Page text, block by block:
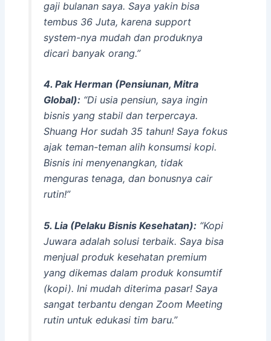
gaji bulanan saya. Saya yakin bisa
tembus 36 Juta, karena support
system-nya mudah dan produknya
dicari banyak orang.”
4. Pak Herman (Pensiunan, Mitra
Global):“Di usia pensiun, saya ingin
bisnis yang stabil dan terpercaya.
Shuang Hor sudah 35 tahun! Saya fokus
ajak teman-teman alih konsumsi kopi.
Bisnis ini menyenangkan, tidak
menguras tenaga, dan bonusnya cair
rutin!”
5. Lia (Pelaku Bisnis Kesehatan):“Kopi
Juwara adalah solusi terbaik. Saya bisa
menjual produk kesehatan premium
yang dikemas dalam produk konsumtif
(kopi). Ini mudah diterima pasar! Saya
sangat terbantu dengan Zoom Meeting
rutin untuk edukasi tim baru.”